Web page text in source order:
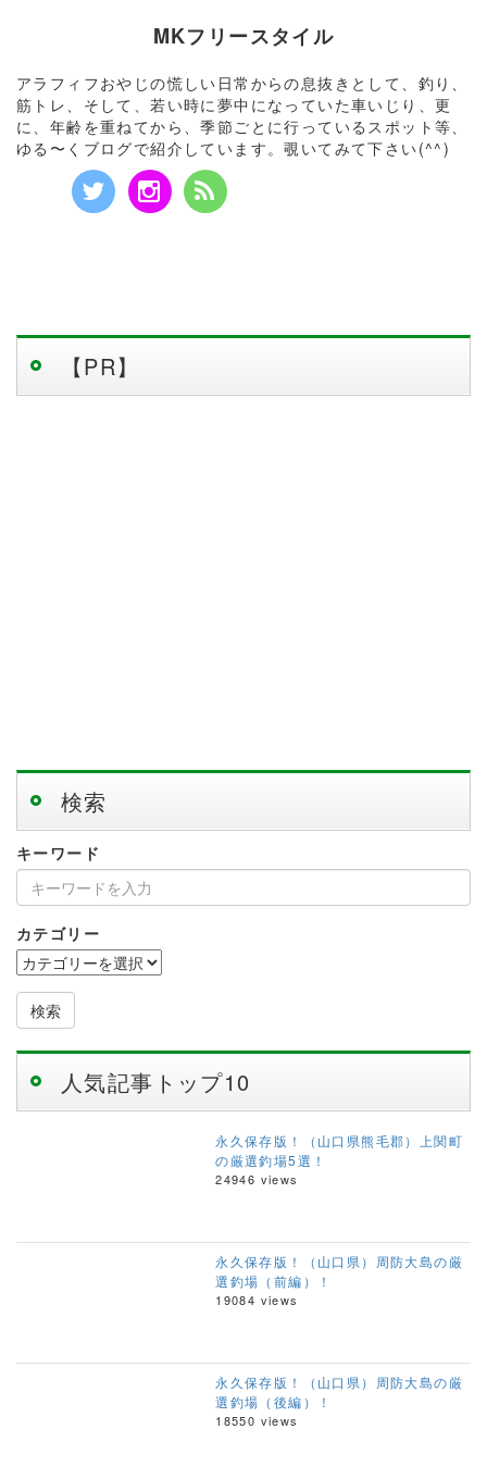
MKフリースタイル
アラフィフおやじの慌しい日常からの息抜きとして、釣り、
筋トレ、そして、若い時に夢中になっていた車いじり、更
に、年齢を重ねてから、季節ごとに行っているスポット等、
ゆる〜くブログで紹介しています。覗いてみて下さい(^^)
【PR】
検索
キーワード
カテゴリー
検索
人気記事トップ10
永久保存版！（山口県熊毛郡）上関町
の厳選釣場5選！
24946 views
永久保存版！（山口県）周防大島の厳
選釣場（前編）！
19084 views
永久保存版！（山口県）周防大島の厳
選釣場（後編）！
18550 views